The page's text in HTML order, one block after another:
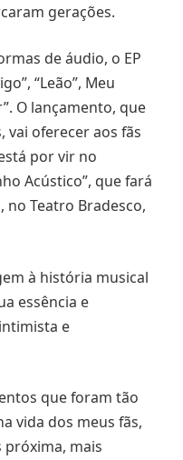
gerações.
de áudio, o EP
“Leão”, Meu
O lançamento, que
vai oferecer aos fãs
por vir no
Acústico”, que fará
no Teatro Bradesco,
à história musical
essência e
e
que foram tão
vida dos meus fãs,
próxima, mais